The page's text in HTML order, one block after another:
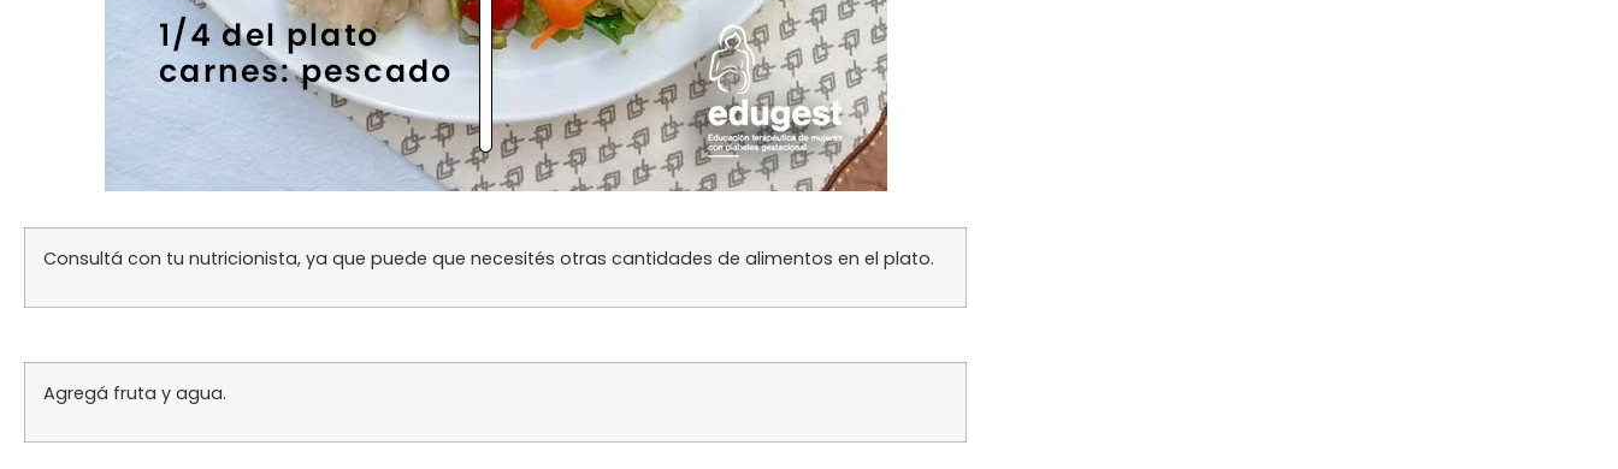
Consultá con tu nutricionista, ya que puede que necesités otras cantidades de alimentos en el plato.
Agregá fruta y agua.